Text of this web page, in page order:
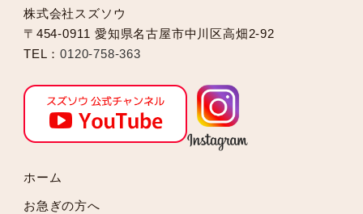
2024年12月
2024年9月
2024年8月
2024年7月
2024年5月
2024年4月
株式会社スズソウ
〒454-0911 愛知県名古屋市中川区高畑2-92
TEL：0120-758-363
ホーム
お急ぎの方へ